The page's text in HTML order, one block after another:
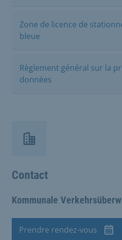
Zone de licence de
bleue
Règlement général sur la
données
Contact
Kommunale
Prendre rendez-vous